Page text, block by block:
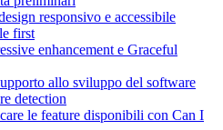
responsivo e accessibile
first
enhancement e Graceful
allo sviluppo del software
detection
le feature disponibili con Can I